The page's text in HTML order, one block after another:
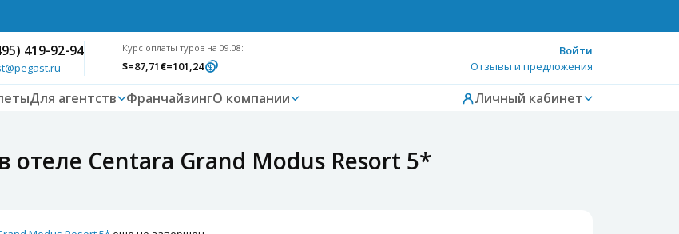
419-92-94 Курс оплаты туров на 09.08:
$=87,71€=101,24
Войти
Отзывы и предложения
Для агентств ФранчайзингО компании Личный кабинет
отеле Centara Grand Modus Resort 5*